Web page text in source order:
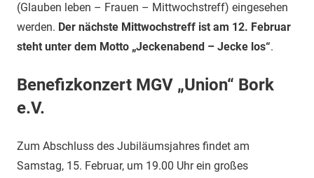
(Glauben leben – Frauen – Mittwochstreff) eingesehen
werden. Der nächste Mittwochstreff ist am 12. Februar
steht unter dem Motto „Jeckenabend – Jecke los“.
Benefizkonzert MGV „Union“ Bork
e.V.
Zum Abschluss des Jubiläumsjahres findet am
Samstag, 15. Februar, um 19.00 Uhr ein großes